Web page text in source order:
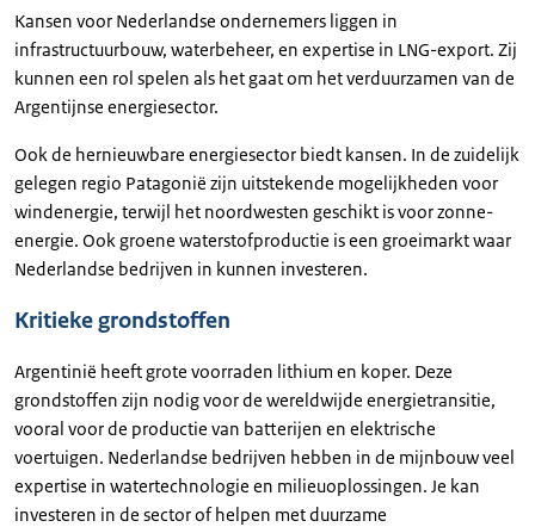
Kansen voor Nederlandse ondernemers liggen in
infrastructuurbouw, waterbeheer, en expertise in LNG-export. Zij
kunnen een rol spelen als het gaat om het verduurzamen van de
Argentijnse energiesector.
Ook de hernieuwbare energiesector biedt kansen. In de zuidelijk
gelegen regio Patagonië zijn uitstekende mogelijkheden voor
windenergie, terwijl het noordwesten geschikt is voor zonne-
energie. Ook groene waterstofproductie is een groeimarkt waar
Nederlandse bedrijven in kunnen investeren.
Kritieke grondstoffen
Argentinië heeft grote voorraden lithium en koper. Deze
grondstoffen zijn nodig voor de wereldwijde energietransitie,
vooral voor de productie van batterijen en elektrische
voertuigen. Nederlandse bedrijven hebben in de mijnbouw veel
expertise in watertechnologie en milieuoplossingen. Je kan
investeren in de sector of helpen met duurzame